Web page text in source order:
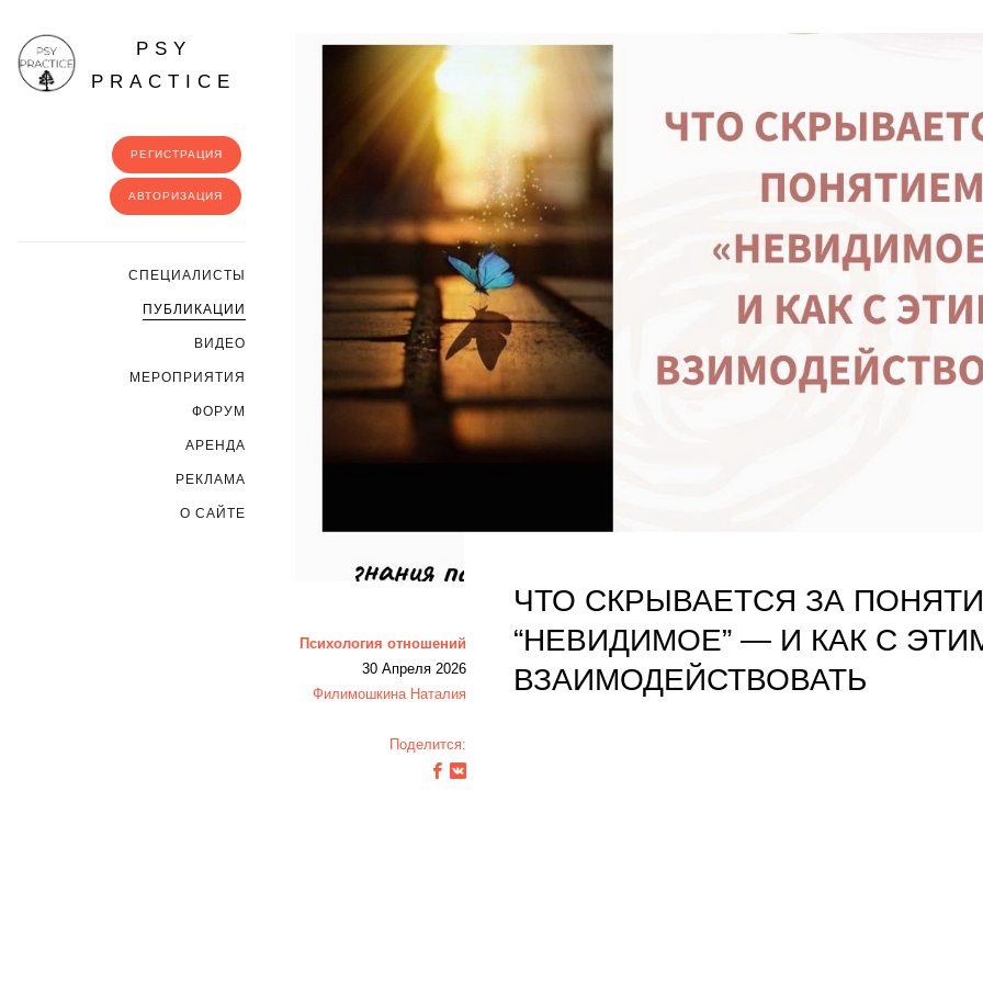
PSY
PRACTICE
РЕГИСТРАЦИЯ
АВТОРИЗАЦИЯ
CПЕЦИАЛИСТЫ
ПУБЛИКАЦИИ
ВИДЕО
МЕРОПРИЯТИЯ
ФОРУМ
АРЕНДА
РЕКЛАМА
О САЙТЕ
Психология отношений
30 Апреля 2026
Филимошкина Наталия
Поделится:
ЧТО СКРЫВАЕТСЯ ЗА
“НЕВИДИМОЕ” — И КАК С
ВЗАИМОДЕЙСТВОВАТЬ